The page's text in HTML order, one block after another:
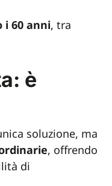
60 anni, tra
è
soluzione, ma
, offrendo
di